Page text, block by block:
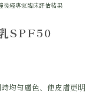
後經專家臨床評估結果
SPF50
均勻膚色、使皮膚更明